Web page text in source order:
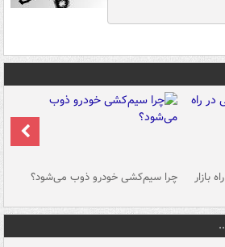
بازار چرا سیم‌کشی خودرو ذوب می‌شود؟